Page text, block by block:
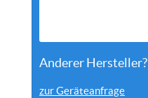
Anderer Hersteller?
zur Geräteanfrage